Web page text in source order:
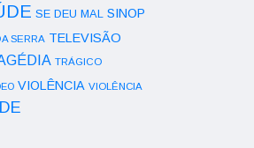
SE DEU MAL SINOP
SERRA TELEVISÃO
TRÁGICO
VIOLÊNCIA VIOLÊNCIA